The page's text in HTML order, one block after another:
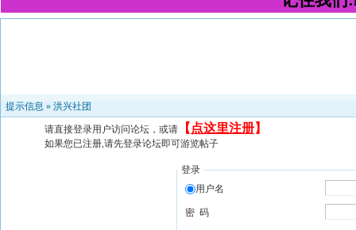
提示信息 » 洪兴社团
请直接登录用户访问论坛，或请 【 点这里注册】
如果您已注册,请先登录论坛即可游览帖子
登录
用户名
密 码